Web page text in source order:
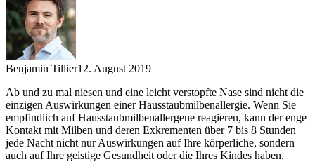
Benjamin Tillier12. August 2019
Ab und zu mal niesen und eine leicht verstopfte Nase sind nicht die
einzigen Auswirkungen einer Hausstaubmilbenallergie. Wenn Sie
empfindlich auf Hausstaubmilbenallergene reagieren, kann der enge
Kontakt mit Milben und deren Exkrementen über 7 bis 8 Stunden
jede Nacht nicht nur Auswirkungen auf Ihre körperliche, sondern
auch auf Ihre geistige Gesundheit oder die Ihres Kindes haben.